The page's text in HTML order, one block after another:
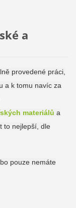
a
provedené práci,
a k tomu navíc za
materiálů a
to nejlepší, dle
pouze nemáte